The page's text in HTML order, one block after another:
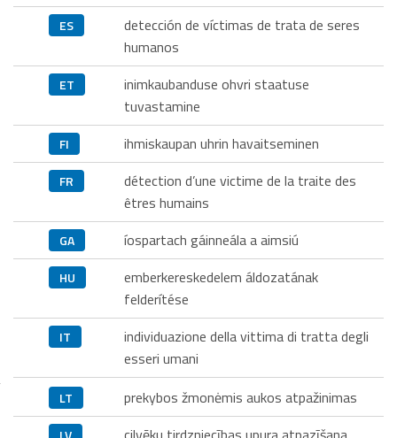
ES
detección de víctimas de trata de seres
humanos
ET
inimkaubanduse ohvri staatuse
tuvastamine
FI ihmiskaupan uhrin havaitseminen
FR
détection d’une victime de la traite des
êtres humains
GA íospartach gáinneála a aimsiú
HU
emberkereskedelem áldozatának
felderítése
IT
individuazione della vittima di tratta degli
esseri umani
LT prekybos žmonėmis aukos atpažinimas